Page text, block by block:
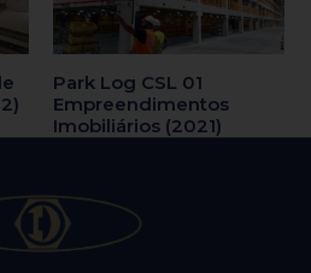
Park Log CSL 01
Empreendimentos
Imobiliários (2021)